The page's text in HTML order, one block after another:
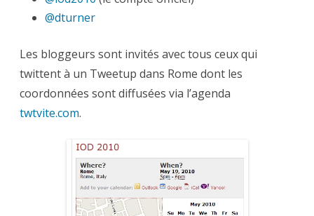
@dturner
Les bloggeurs sont invités avec tous ceux qui
twittent à un Tweetup dans Rome dont les
coordonnées sont diffusées via l’agenda
twtvite.com.